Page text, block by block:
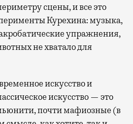
сцены, и все это
Курехина: музыка,
упражнения,
не хватало для
искусство и
искусство — это
почти мафиозные (в